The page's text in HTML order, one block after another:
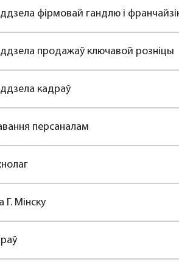
фірмовай гандлю і
продажаў ключавой розніцы
кадраў
персаналам
Мінску